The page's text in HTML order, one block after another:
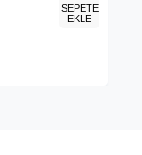
SEPETE
EKLE